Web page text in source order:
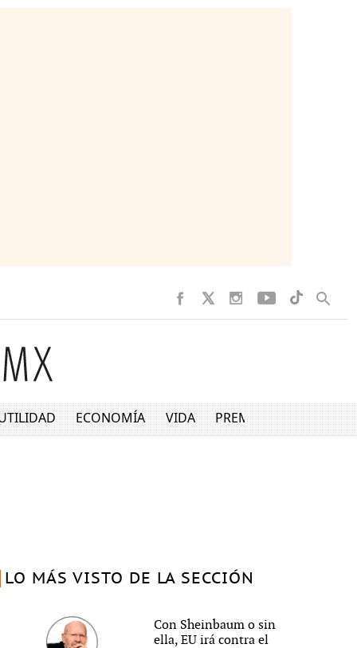
ECONOMÍA VIDA PREMIUM
LO MÁS VISTO DE LA SECCIÓN
Con Sheinbaum o sin
ella, EU irá contra el